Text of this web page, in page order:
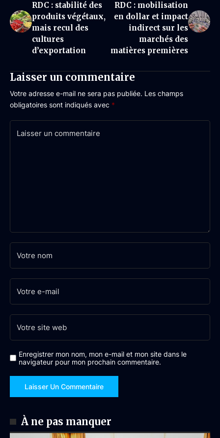
RDC : stabilité des
produits végétaux,
mais recul des
cultures
d’exportation
RDC : mobilisation
en dollar et impact
indirect sur les
marchés des
matières premières
Laisser un commentaire
Votre adresse e-mail ne sera pas publiée. Les champs
obligatoires sont indiqués avec *
Enregistrer mon nom, mon e-mail et mon site dans le
navigateur pour mon prochain commentaire.
À ne pas manquer